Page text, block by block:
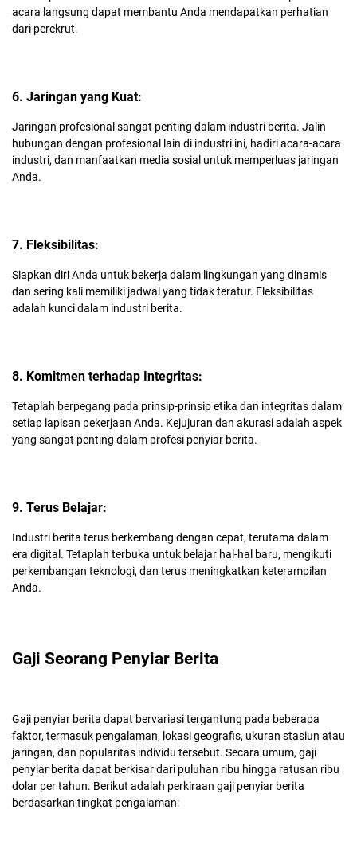
acara langsung dapat membantu Anda mendapatkan perhatian
dari perekrut.
6. Jaringan yang Kuat:
Jaringan profesional sangat penting dalam industri berita. Jalin
hubungan dengan profesional lain di industri ini, hadiri acara-acara
industri, dan manfaatkan media sosial untuk memperluas jaringan
Anda.
7. Fleksibilitas:
Siapkan diri Anda untuk bekerja dalam lingkungan yang dinamis
dan sering kali memiliki jadwal yang tidak teratur. Fleksibilitas
adalah kunci dalam industri berita.
8. Komitmen terhadap Integritas:
Tetaplah berpegang pada prinsip-prinsip etika dan integritas dalam
setiap lapisan pekerjaan Anda. Kejujuran dan akurasi adalah aspek
yang sangat penting dalam profesi penyiar berita.
9. Terus Belajar:
Industri berita terus berkembang dengan cepat, terutama dalam
era digital. Tetaplah terbuka untuk belajar hal-hal baru, mengikuti
perkembangan teknologi, dan terus meningkatkan keterampilan
Anda.
Gaji Seorang Penyiar Berita
Gaji penyiar berita dapat bervariasi tergantung pada beberapa
faktor, termasuk pengalaman, lokasi geografis, ukuran stasiun atau
jaringan, dan popularitas individu tersebut. Secara umum, gaji
penyiar berita dapat berkisar dari puluhan ribu hingga ratusan ribu
dolar per tahun. Berikut adalah perkiraan gaji penyiar berita
berdasarkan tingkat pengalaman: